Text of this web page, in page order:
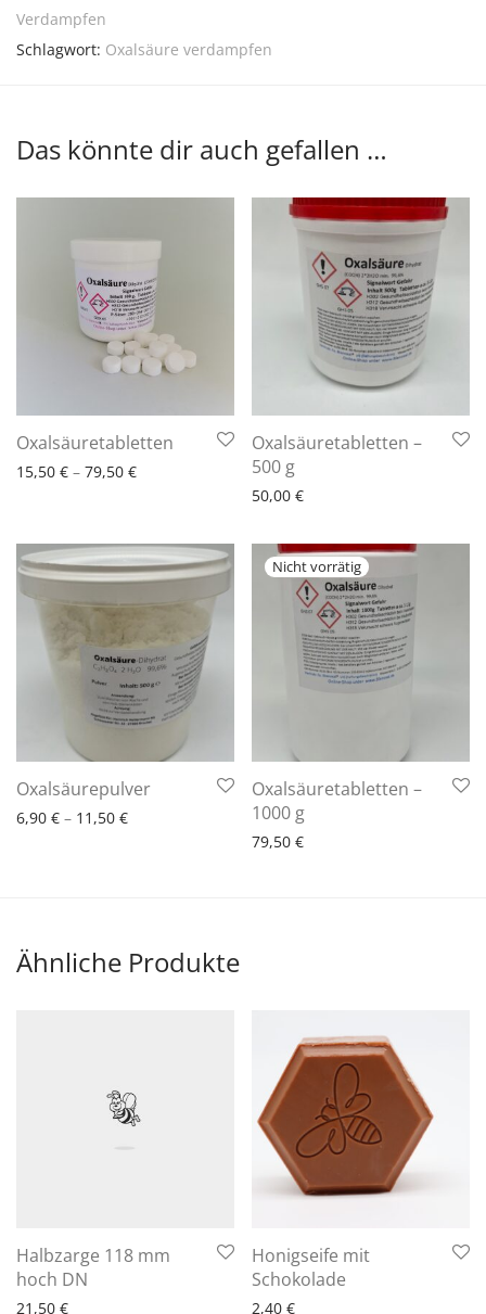
Verdampfen
Schlagwort: Oxalsäure verdampfen
Das könnte dir auch gefallen …
Oxalsäuretabletten
15,50 € – 79,50 €
6 - 10 Arbeitstage
Oxalsäuretabletten –
500 g
50,00 €
Oxalsäurepulver
6,90 € – 11,50 €
6 - 10 Arbeitstage
Oxalsäuretabletten –
1000 g
79,50 €
Ähnliche Produkte
Halbzarge 118 mm
hoch DN
21,50 €
6 - 10 Arbeitstage
Honigseife mit
Schokolade
2,40 €
6 - 10 Arbeitstage